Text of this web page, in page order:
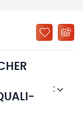
2025/26